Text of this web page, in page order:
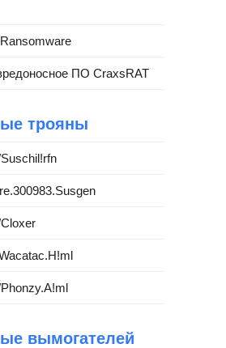
ПО CraxsRAT
трояны
вымогателей